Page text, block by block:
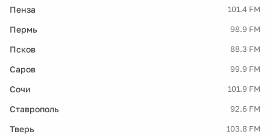
Пенза 101.4 FM
Пермь 98.9 FM
Псков 88.3 FM
Саров 99.9 FM
Сочи 101.9 FM
Ставрополь 92.6 FM
Тверь 103.8 FM